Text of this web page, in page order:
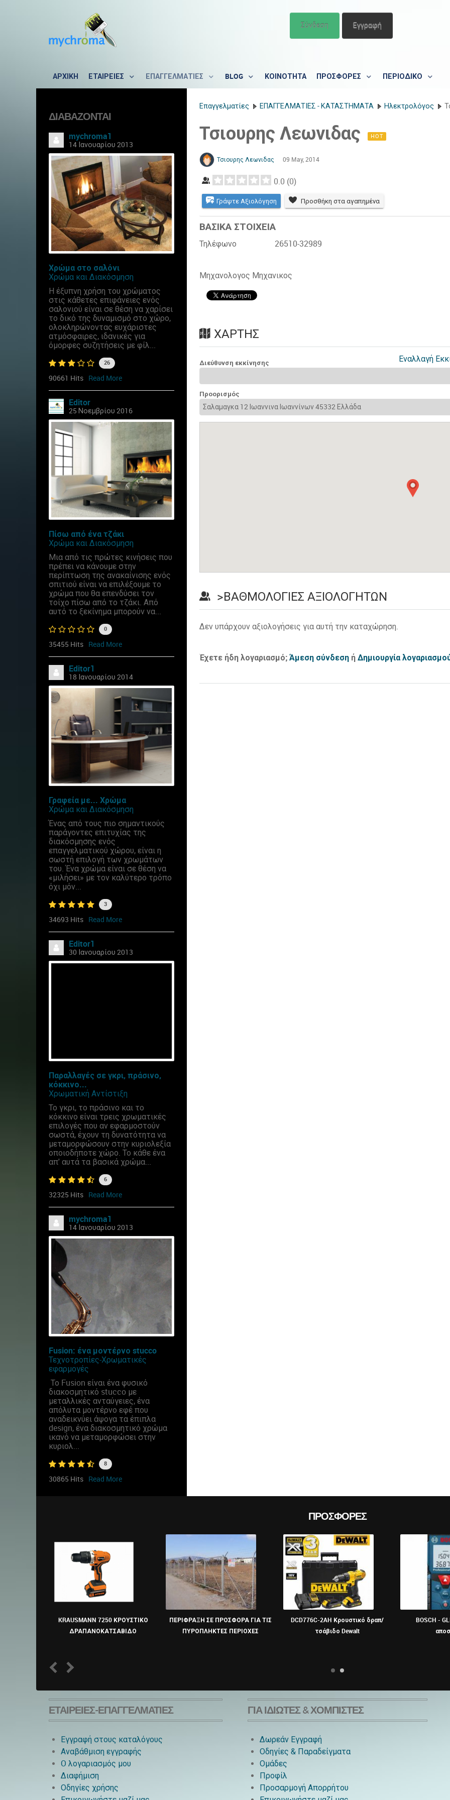
Σύνδεση Εγγραφή
ΑΡΧΙΚΗ ΕΤΑΙΡΕΙΕΣ ΕΠΑΓΓΕΛΜΑΤΙΕΣ BLOG ΚΟΙΝΟΤΗΤΑ ΠΡΟΣΦΟΡΕΣ ΠΕΡΙΟΔΙΚΟ
ΔΙΑΒΆΖΟΝΤΑΙ
mychroma1
14 Ιανουαρίου 2013
Χρώμα στο σαλόνι
Χρώμα και Διακόσμηση
Η έξυπνη χρήση του χρώματος
στις κάθετες επιφάνειες ενός
σαλονιού είναι σε θέση να χαρίσει
το δικό της δυναμισμό στο χώρο,
ολοκληρώνοντας ευχάριστες
ατμόσφαιρες, ιδανικές για
όμορφες συζητήσεις με φίλ...
26
90661 Hits Read More
Editor
25 Νοεμβρίου 2016
Πίσω από ένα τζάκι
Χρώμα και Διακόσμηση
Μια από τις πρώτες κινήσεις που
πρέπει να κάνουμε στην
περίπτωση της ανακαίνισης ενός
σπιτιού είναι να επιλέξουμε το
χρώμα που θα επενδύσει τον
τοίχο πίσω από το τζάκι. Από
αυτό το ξεκίνημα μπορούν να...
0
35455 Hits Read More
Editor1
18 Ιανουαρίου 2014
Γραφεία με... Χρώμα
Χρώμα και Διακόσμηση
Ένας από τους πιο σημαντικούς
παράγοντες επιτυχίας της
διακόσμησης ενός
επαγγελματικού χώρου, είναι η
σωστή επιλογή των χρωμάτων
του. Ένα χρώμα είναι σε θέση να
«μιλήσει» με τον καλύτερο τρόπο
όχι μόν...
3
34693 Hits Read More
Editor1
30 Ιανουαρίου 2013
Παραλλαγές σε γκρι, πράσινο,
κόκκινο...
Χρωματική Αντίστιξη
Το γκρι, το πράσινο και το
κόκκινο είναι τρεις χρωματικές
επιλογές που αν εφαρμοστούν
σωστά, έχουν τη δυνατότητα να
μεταμορφώσουν στην κυριολεξία
οποιοδήποτε χώρο. Το κάθε ένα
απ' αυτά τα βασικά χρώμα...
6
32325 Hits Read More
mychroma1
14 Ιανουαρίου 2013
Fusion: ένα μοντέρνο stucco
Τεχνοτροπίες-Χρωματικές
εφαρμογές
Το Fusion είναι ένα φυσικό
διακοσμητικό stucco με
μεταλλικές ανταύγειες, ένα
απόλυτα μοντέρνο εφέ που
αναδεικνύει άψογα τα έπιπλα
design, ένα διακοσμητικό χρώμα
ικανό να μεταμορφώσει στην
κυριολ...
8
30865 Hits Read More
Επαγγελματίες ΕΠΑΓΓΕΛΜΑΤΙΕΣ - ΚΑΤΑΣΤΗΜΑΤΑ Ηλεκτρολόγος
Τσιουρης Λεωνιδας HOT
Τσιουρης Λεωνιδας 09 May, 2014
0.0 (0)
Γράψτε Αξιολόγηση Προσθήκη στα αγαπημένα
ΒΑΣΙΚΑ ΣΤΟΙΧΕΙΑ
Τηλέφωνο 26510-32989
Μηχανολογος Μηχανικος
ΧΆΡΤΗΣ
Εναλλαγή
Διεύθυνση εκκίνησης
Προορισμός
>ΒΑΘΜΟΛΟΓΊΕΣ ΑΞΙΟΛΟΓΗΤΏΝ
Δεν υπάρχουν αξιολογήσεις για αυτή την καταχώρηση.
Έχετε ήδη λογαριασμό; Άμεση σύνδεση ή Δημιουργία
ΠΡΟΣΦΟΡΈΣ
KRAUSMANN 7250 ΚΡΟΥΣΤΙΚΟ
ΔΡΑΠΑΝΟΚΑΤΣΑΒΙΔΟ
ΠΕΡΙΦΡΑΞΗ ΣΕ ΠΡΟΣΦΟΡΑ ΓΙΑ ΤΙΣ
ΠΥΡΟΠΛΗΚΤΕΣ ΠΕΡΙΟΧΕΣ
DCD776C-2AH Κρουστικό δραπ/
τσάβιδο Dewalt
BOSCH -
ΕΤΑΙΡΕΊΕΣ-ΕΠΑΓΓΕΛΜΑΤΊΕΣ
Εγγραφή στους καταλόγους
Αναβάθμιση εγγραφής
O λογαριασμός μου
Διαφήμιση
Οδηγίες χρήσης
ΓΙΑ ΙΔΙΏΤΕΣ & ΧΟΜΠΊΣΤΕΣ
Δωρεάν Εγγραφή
Οδηγίες & Παραδείγματα
Ομάδες
Προφίλ
Προσαρμογή Απορρήτου